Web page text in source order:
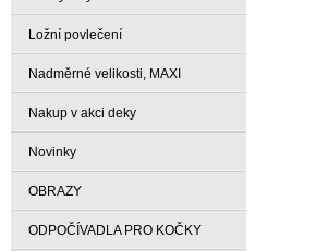
Ložní povlečení
Nadměrné velikosti, MAXI
Nakup v akci deky
Novinky
OBRAZY
ODPOČÍVADLA PRO KOČKY